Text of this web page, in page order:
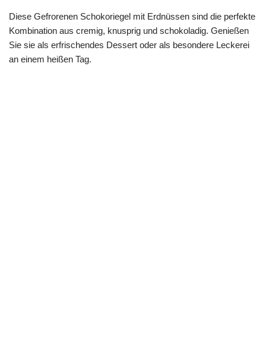
Diese Gefrorenen Schokoriegel mit Erdnüssen sind die perfekte
Kombination aus cremig, knusprig und schokoladig. Genießen
Sie sie als erfrischendes Dessert oder als besondere Leckerei
an einem heißen Tag.